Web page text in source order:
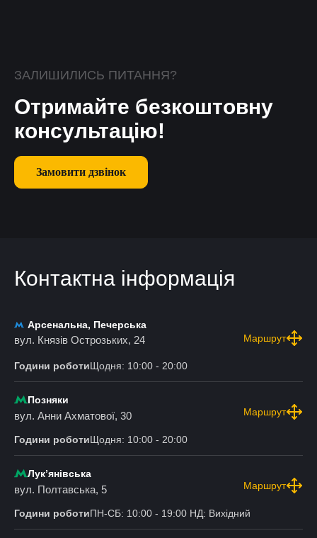
ЗАЛИШИЛИСЬ ПИТАННЯ?
Отримайте безкоштовну
консультацію!
Замовити дзвінок
Контактна інформація
Арсенальна, Печерська
вул. Князів Острозьких, 24 Маршрут
Години роботиЩодня: 10:00 - 20:00
Позняки
вул. Анни Ахматової, 30 Маршрут
Години роботиЩодня: 10:00 - 20:00
Лукʼянівська
вул. Полтавська, 5 Маршрут
Години роботиПН-СБ: 10:00 - 19:00 НД: Вихідний